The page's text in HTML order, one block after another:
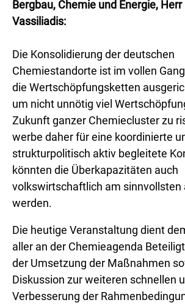
Bergbau, Chemie und Energie, Herr
Vassiliadis:
Die Konsolidierung der deutschen
Chemiestandorte ist im vollen
die Wertschöpfungsketten
um nicht unnötig viel
Zukunft ganzer Chemiecluster zu
werbe daher für eine koordinierte
strukturpolitisch aktiv begleitete
könnten die Überkapazitäten auch
volkswirtschaftlich am sinnvollsten
werden.
Die heutige Veranstaltung dient
aller an der Chemieagenda
der Umsetzung der Maßnahmen
Diskussion zur weiteren schnellen
Verbesserung der